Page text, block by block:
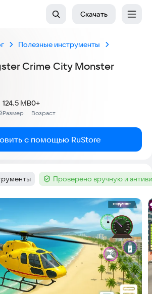
Скачать
Полезные инструменты
Crime City Monster
Размер
124.5 MB
Возраст
0+
с помощью RuStore
Тег :Проверено вручную и